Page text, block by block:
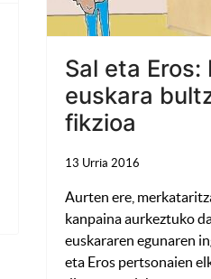
Sal eta
euskara
fikzioa
13 Urria 2016
Aurten ere,
kanpaina aurkeztuko
euskararen egunaren
eta Eros pertsonaien